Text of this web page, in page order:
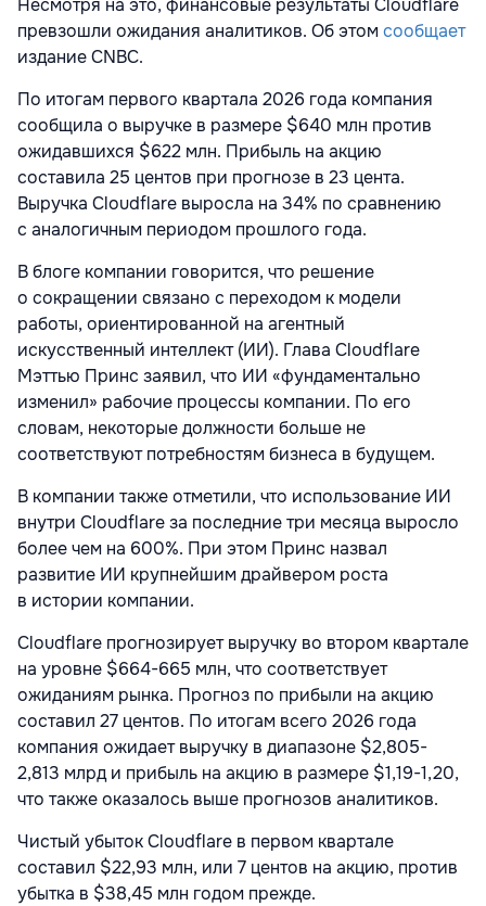
превзошли ожидания аналитиков. Об этомсообщает
издание CNBC.
По итогам первого квартала 2026 года компания
сообщила о выручке в размере $640 млн против
ожидавшихся $622 млн. Прибыль на акцию
составила 25 центов при прогнозе в 23 цента.
Выручка Cloudflare выросла на 34% по сравнению
с аналогичным периодом прошлого года.
В блоге компании говорится, что решение
о сокращении связано с переходом к модели
работы, ориентированной на агентный
искусственный интеллект (ИИ). Глава Cloudflare
Мэттью Принс заявил, что ИИ «фундаментально
изменил» рабочие процессы компании. По его
словам, некоторые должности больше не
соответствуют потребностям бизнеса в будущем.
В компании также отметили, что использование ИИ
внутри Cloudflare за последние три месяца выросло
более чем на 600%. При этом Принс назвал
развитие ИИ крупнейшим драйвером роста
в истории компании.
Cloudflare прогнозирует выручку во втором квартале
на уровне $664-665 млн, что соответствует
ожиданиям рынка. Прогноз по прибыли на акцию
составил 27 центов. По итогам всего 2026 года
компания ожидает выручку в диапазоне $2,805-
2,813 млрд и прибыль на акцию в размере $1,19-1,20,
что также оказалось выше прогнозов аналитиков.
Чистый убыток Cloudflare в первом квартале
составил $22,93 млн, или 7 центов на акцию, против
убытка в $38,45 млн годом прежде.